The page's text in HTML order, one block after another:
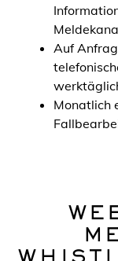
Auf
Monatlich